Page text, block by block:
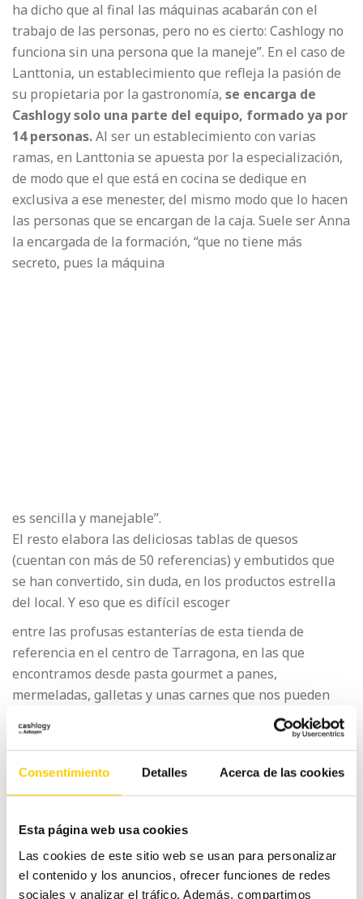
Consentimiento Detalles Acerca de las cookies
Esta página web usa cookies
Las cookies de este sitio web se usan para personalizar
el contenido y los anuncios, ofrecer funciones de redes
sociales y analizar el tráfico. Además, compartimos
ha dicho que al final las máquinas acabarán con el
trabajo de las personas, pero no es cierto: Cashlogy no
funciona sin una persona que la maneje”. En el caso de
Lanttonia, un establecimiento que refleja la pasión de
su propietaria por la gastronomía, se encarga de
Cashlogy solo una parte del equipo, formado ya por
14 personas.Al ser un establecimiento con varias
ramas, en Lanttonia se apuesta por la especialización,
de modo que el que está en cocina se dedique en
exclusiva a ese menester, del mismo modo que lo hacen
las personas que se encargan de la caja. Suele ser Anna
la encargada de la formación, “que no tiene más
secreto, pues la máquina
es sencilla y manejable”.
El resto elabora las deliciosas tablas de quesos
(cuentan con más de 50 referencias) y embutidos que
se han convertido, sin duda, en los productos estrella
del local. Y eso que es difícil escoger
entre las profusas estanterías de esta tienda de
referencia en el centro de Tarragona, en las que
encontramos desde pasta gourmet a panes,
mermeladas, galletas y unas carnes que nos pueden
cocinar al momento y podemos consumir en la
cafetería, además de una gran variedad de platos que
establecimiento.
Por todo ello, y por el compromiso del equipo con la
excelencia tanto en sus productos como en el trato al
cliente, Cashlogy es una pieza fundamental. “Desde
que la tenemos hace aproximadamente un año,el
equipo está contento y la clientela también lo
¿Quieres ser más rentable?